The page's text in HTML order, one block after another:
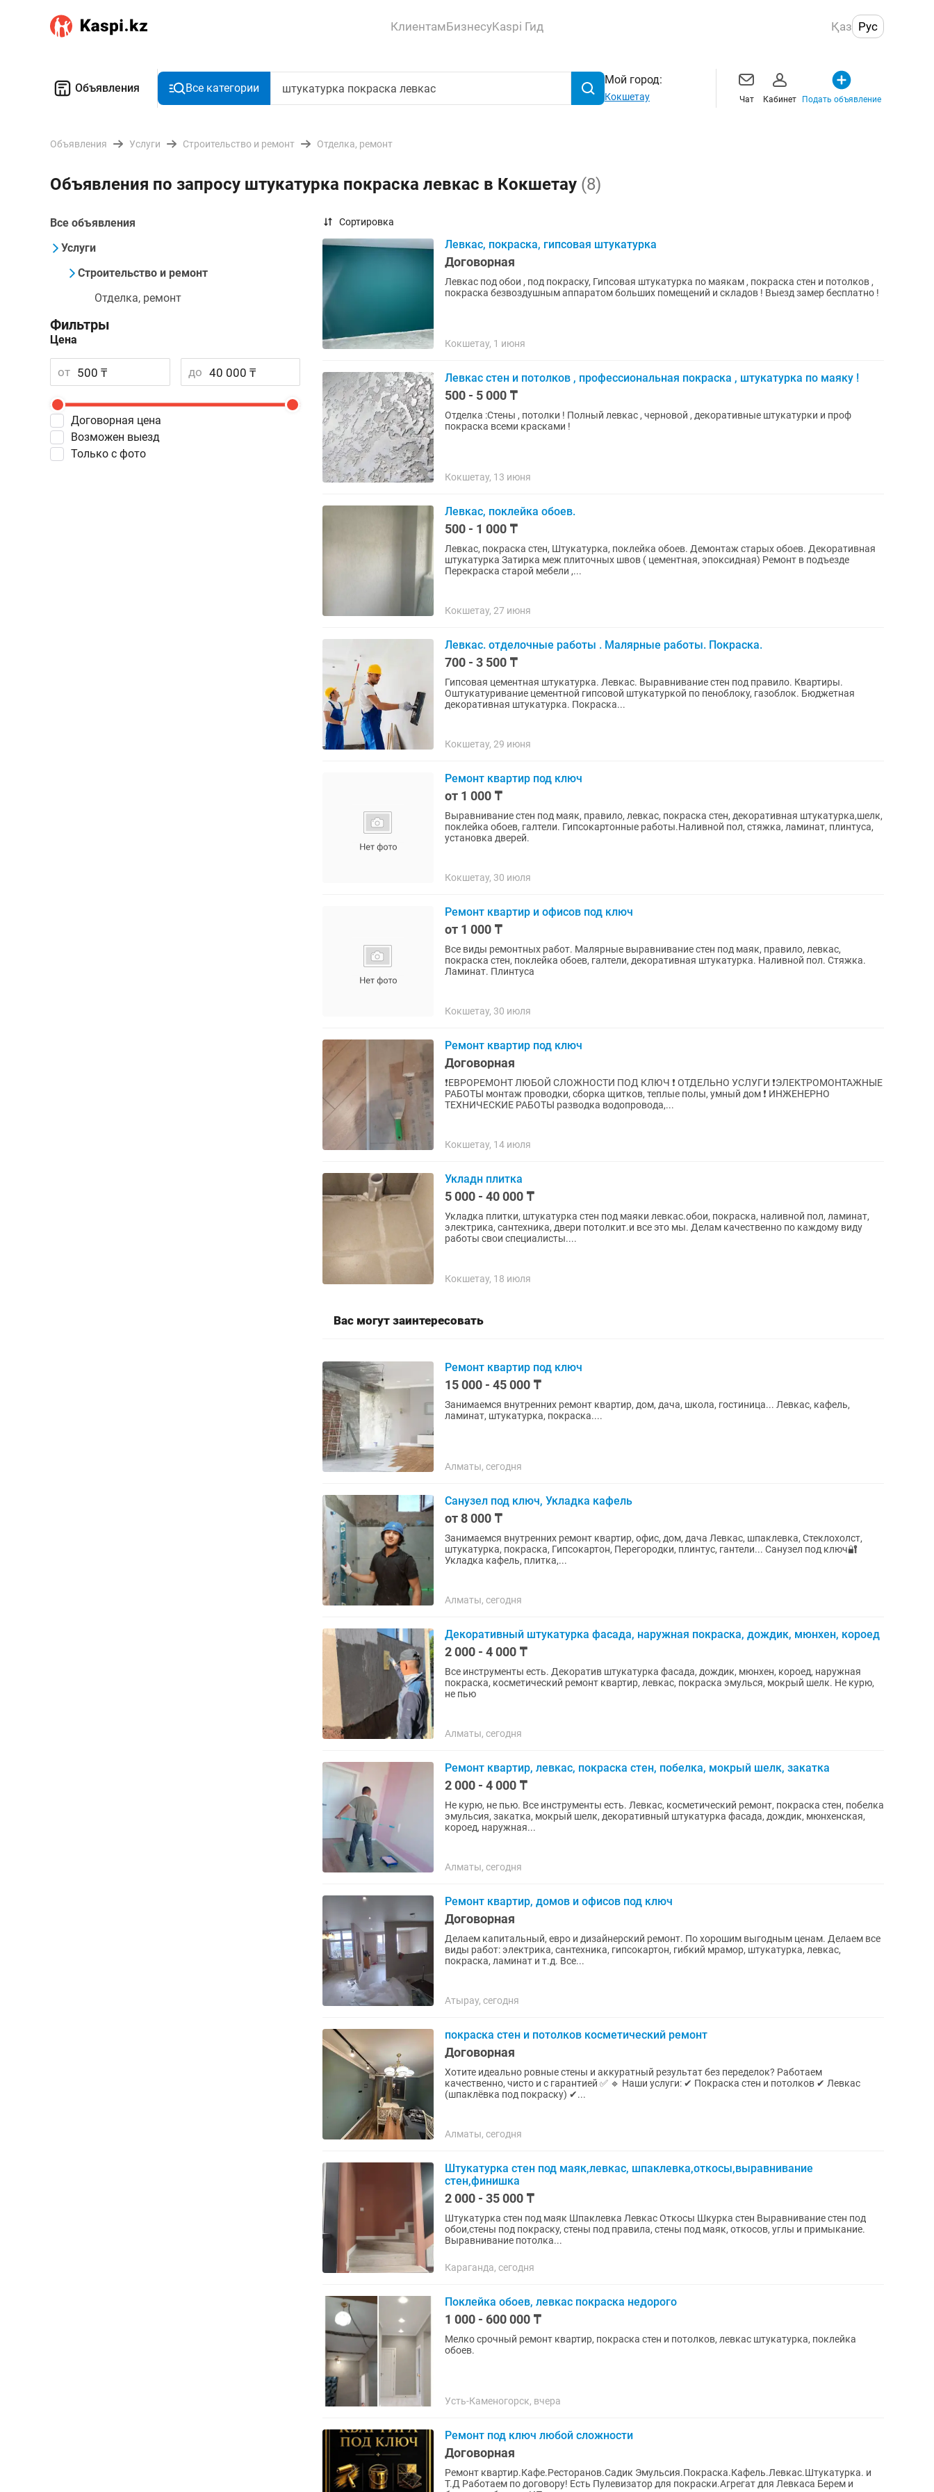
КлиентамБизнесуKaspi Гид Қаз Рус
Объявления Все категории
Мой город:
Кокшетау Чат Кабинет Подать объявление
Объявления Услуги Строительство и ремонт Отделка, ремонт
Объявления по запросу штукатурка покраска левкас в Кокшетау (8)
Все объявления
Услуги
Строительство и ремонт
Отделка, ремонт
Фильтры
Цена
от до
Договорная цена
Возможен выезд
Только с фото
Сортировка
Левкас, покраска, гипсовая штукатурка
Договорная
Левкас под обои , под покраску, Гипсовая штукатурка по маякам , покраска стен и потолков ,
покраска безвоздушным аппаратом больших помещений и складов ! Выезд замер бесплатно !
Кокшетау, 1 июня
Левкас стен и потолков , профессиональная покраска , штукатурка по маяку !
500 - 5 000 ₸
Отделка :Стены , потолки ! Полный левкас , черновой , декоративные штукатурки и проф
покраска всеми красками !
Кокшетау, 13 июня
Левкас, поклейка обоев.
500 - 1 000 ₸
Левкас, покраска стен, Штукатурка, поклейка обоев. Демонтаж старых обоев. Декоративная
штукатурка Затирка меж плиточных швов ( цементная, эпоксидная) Ремонт в подъезде
Перекраска старой мебели ,...
Кокшетау, 27 июня
Левкас. отделочные работы . Малярные работы. Покраска.
700 - 3 500 ₸
Гипсовая цементная штукатурка. Левкас. Выравнивание стен под правило. Квартиры.
Оштукатуривание цементной гипсовой штукатуркой по пеноблоку, газоблок. Бюджетная
декоративная штукатурка. Покраска...
Кокшетау, 29 июня
Ремонт квартир под ключ
от 1 000 ₸
Выравнивание стен под маяк, правило, левкас, покраска стен, декоративная штукатурка,шелк,
поклейка обоев, галтели. Гипсокартонные работы.Наливной пол, стяжка, ламинат, плинтуса,
установка дверей.
Кокшетау, 30 июля
Ремонт квартир и офисов под ключ
от 1 000 ₸
Все виды ремонтных работ. Малярные выравнивание стен под маяк, правило, левкас,
покраска стен, поклейка обоев, галтели, декоративная штукатурка. Наливной пол. Стяжка.
Ламинат. Плинтуса
Кокшетау, 30 июля
Ремонт квартир под ключ
Договорная
❗ЕВРОРЕМОНТ ЛЮБОЙ СЛОЖНОСТИ ПОД КЛЮЧ ❗ ОТДЕЛЬНО УСЛУГИ ❗ЭЛЕКТРОМОНТАЖНЫЕ
РАБОТЫ монтаж проводки, сборка щитков, теплые полы, умный дом ❗ ИНЖЕНЕРНО
ТЕХНИЧЕСКИЕ РАБОТЫ разводка водопровода,...
Кокшетау, 14 июля
Укладн плитка
5 000 - 40 000 ₸
Укладка плитки, штукатурка стен под маяки левкас.обои, покраска, наливной пол, ламинат,
электрика, сантехника, двери потолкит.и все это мы. Делам качественно по каждому виду
работы свои специалисты....
Кокшетау, 18 июля
Вас могут заинтересовать
Ремонт квартир под ключ
15 000 - 45 000 ₸
Занимаемся внутренних ремонт квартир, дом, дача, школа, гостиница... Левкас, кафель,
ламинат, штукатурка, покраска....
Алматы, сегодня
Санузел под ключ, Укладка кафель
от 8 000 ₸
Занимаемся внутренних ремонт квартир, офис, дом, дача Левкас, шпаклевка, Стеклохолст,
штукатурка, покраска, Гипсокартон, Перегородки, плинтус, гантели... Санузел под ключ🔐
Укладка кафель, плитка,...
Алматы, сегодня
Декоративный штукатурка фасада, наружная покраска, дождик, мюнхен, короед
2 000 - 4 000 ₸
Все инструменты есть. Декоратив штукатурка фасада, дождик, мюнхен, короед, наружная
покраска, косметический ремонт квартир, левкас, покраска эмулься, мокрый шелк. Не курю,
не пью
Алматы, сегодня
Ремонт квартир, левкас, покраска стен, побелка, мокрый шелк, закатка
2 000 - 4 000 ₸
Не курю, не пью. Все инструменты есть. Левкас, косметический ремонт, покраска стен, побелка
эмульсия, закатка, мокрый шелк, декоративный штукатурка фасада, дождик, мюнхенская,
короед, наружная...
Алматы, сегодня
Ремонт квартир, домов и офисов под ключ
Договорная
Делаем капитальный, евро и дизайнерский ремонт. По хорошим выгодным ценам. Делаем все
виды работ: электрика, сантехника, гипсокартон, гибкий мрамор, штукатурка, левкас,
покраска, ламинат и т.д. Все...
Атырау, сегодня
покраска стен и потолков косметический ремонт
Договорная
Хотите идеально ровные стены и аккуратный результат без переделок? Работаем
качественно, чисто и с гарантией ✅ 🔹 Наши услуги: ✔ Покраска стен и потолков ✔ Левкас
(шпаклёвка под покраску) ✔...
Алматы, сегодня
Штукатурка стен под маяк,левкас, шпаклевка,откосы,выравнивание
стен,финишка
2 000 - 35 000 ₸
Штукатурка стен под маяк Шпаклевка Левкас Откосы Шкурка стен Выравнивание стен под
обои,стены под покраску, стены под правила, стены под маяк, откосов, углы и примыкание.
Выравнивание потолка...
Караганда, сегодня
Поклейка обоев, левкас покраска недорого
1 000 - 600 000 ₸
Мелко срочный ремонт квартир, покраска стен и потолков, левкас штукатурка, поклейка
обоев.
Усть-Каменогорск, вчера
Ремонт под ключ любой сложности
Договорная
Ремонт квартир.Кафе.Ресторанов.Садик Эмульсия.Покраска.Кафель.Левкас.Штукатурка. и
Т.Д Работаем по договору! Есть Пулевизатор для покраски.Агрегат для Левкаса Берем и